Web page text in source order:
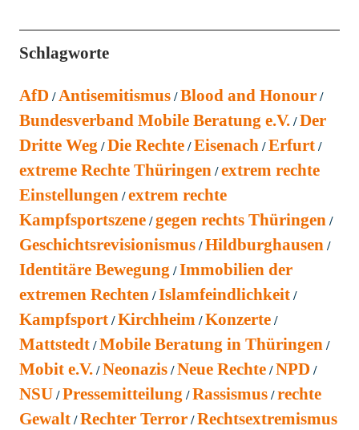
Schlagworte
AfD Antisemitismus Blood and Honour
Bundesverband Mobile Beratung e.V. Der
Dritte Weg Die Rechte Eisenach Erfurt
extreme Rechte Thüringen extrem rechte
Einstellungen extrem rechte
Kampfsportszene gegen rechts Thüringen
Geschichtsrevisionismus Hildburghausen
Identitäre Bewegung Immobilien der
extremen Rechten Islamfeindlichkeit
Kampfsport Kirchheim Konzerte
Mattstedt Mobile Beratung in Thüringen
Mobit e.V. Neonazis Neue Rechte NPD
NSU Pressemitteilung Rassismus rechte
Gewalt Rechter Terror Rechtsextremismus